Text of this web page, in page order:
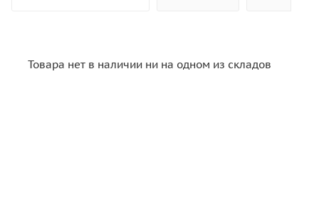
Товара нет в наличии ни на одном из складов